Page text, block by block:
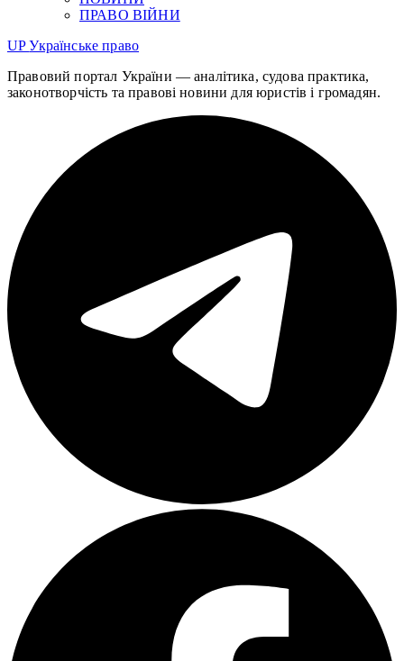
ПРАВО ВІЙНИ
UPУкраїнське право
Правовий портал України — аналітика, судова практика,
законотворчість та правові новини для юристів і громадян.